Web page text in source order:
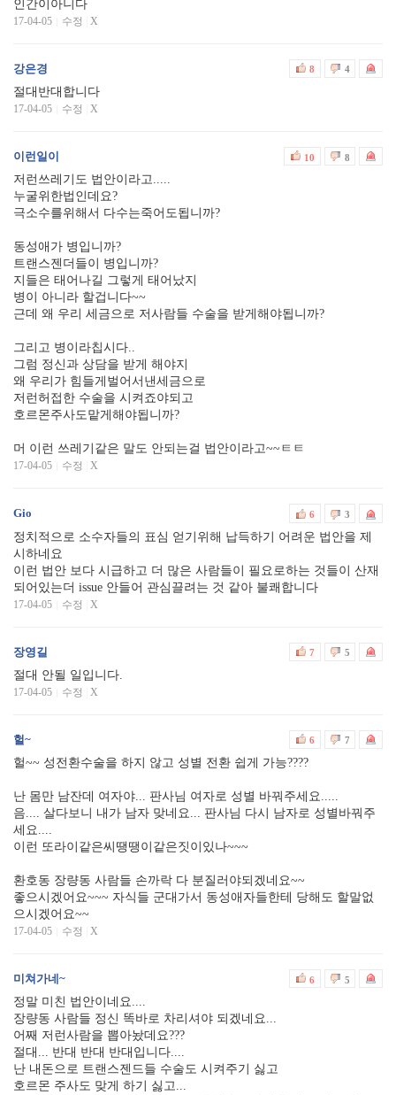
인간이아니다
17-04-05 수정 X
강은경 8 4
절대반대합니다
17-04-05 수정 X
이런일이 10 8
저런쓰레기도 법안이라고.....
누굴위한법인데요?
극소수를위해서 다수는죽어도됩니까?
동성애가 병입니까?
트랜스젠더들이 병입니까?
지들은 태어나길 그렇게 태어났지
병이 아니라 할겁니다~~
근데 왜 우리 세금으로 저사람들 수술을 받게해야됩니까?
그리고 병이라칩시다..
그럼 정신과 상담을 받게 해야지
왜 우리가 힘들게벌어서낸세금으로
저런허접한 수술을 시켜죠야되고
호르몬주사도맡게해야됩니까?
머 이런 쓰레기같은 말도 안되는걸 법안이라고~~ㅌㅌ
17-04-05 수정 X
Gio 6 3
정치적으로 소수자들의 표심 얻기위해 납득하기 어려운 법안을 제
시하네요
이런 법안 보다 시급하고 더 많은 사람들이 필요로하는 것들이 산재
되어있는더 issue 안들어 관심끌려는 것 같아 불쾌합니다
17-04-05 수정 X
장영길 7 5
절대 안될 일입니다.
17-04-05 수정 X
헐~ 6 7
헐~~ 성전환수술을 하지 않고 성별 전환 쉽게 가능????
난 몸만 남잔데 여자야... 판사님 여자로 성별 바꿔주세요.....
음.... 살다보니 내가 남자 맞네요... 판사님 다시 남자로 성별바꿔주
세요....
이런 또라이같은씨땡땡이같은짓이있나~~~
환호동 장량동 사람들 손까락 다 분질러야되겠네요~~
좋으시겠어요~~~ 자식들 군대가서 동성애자들한테 당해도 할말없
으시겠어요~~
17-04-05 수정 X
미쳐가네~ 6 5
정말 미친 법안이네요....
장량동 사람들 정신 똑바로 차리셔야 되겠네요...
어째 저런사람을 뽑아놨데요???
절대... 반대 반대 반대입니다....
난 내돈으로 트랜스젠드들 수술도 시켜주기 싫고
호르몬 주사도 맞게 하기 싫고...